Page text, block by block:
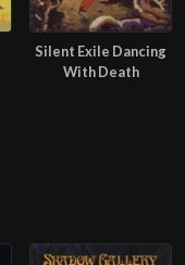
Silent Exile Dancing
With Death